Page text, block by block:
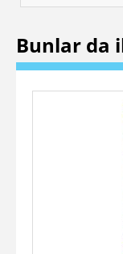
Bunlar da